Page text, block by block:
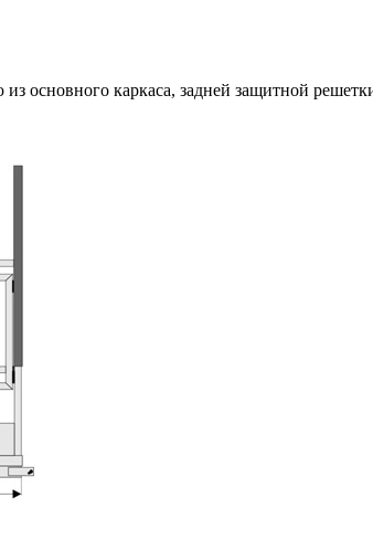
основного каркаса, задней защитной